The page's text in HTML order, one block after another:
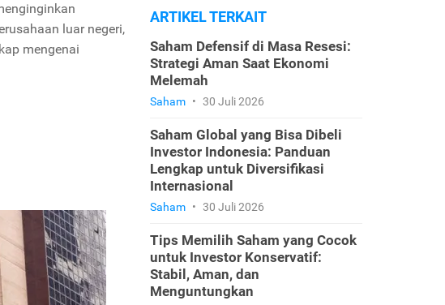
luar negeri,
mengenai
ARTIKEL TERKAIT
Saham Defensif di Masa Resesi:
Strategi Aman Saat Ekonomi
Melemah
Saham • 30 Juli 2026
Saham Global yang Bisa Dibeli
Investor Indonesia: Panduan
Lengkap untuk Diversifikasi
Internasional
Saham • 30 Juli 2026
Tips Memilih Saham yang Cocok
untuk Investor Konservatif:
Stabil, Aman, dan
Menguntungkan